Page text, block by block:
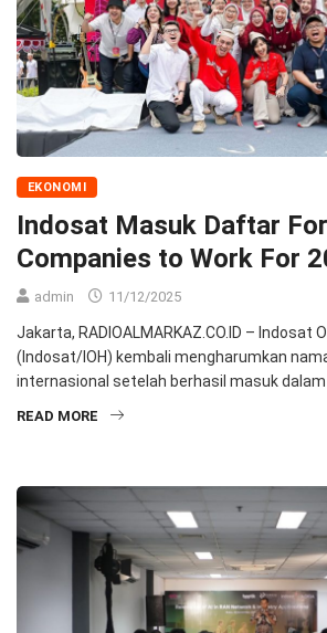
EKONOMI
Indosat Masuk Daftar
Companies to Work For
admin 11/12/2025
Jakarta, RADIOALMARKAZ.CO.ID – Indosat
(Indosat/IOH) kembali mengharumkan
internasional setelah berhasil masuk
READ MORE